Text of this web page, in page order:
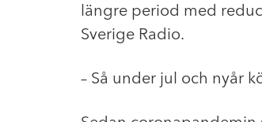
längre period med
Sverige Radio.
– Så under jul och nyår